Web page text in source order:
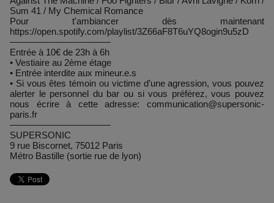
Sum 41 / My Chemical Romance
Pour t'ambiancer dès maintenant
https://open.spotify.com/playlist/3Z66aF8T6uYQ8ogin9u5zD
———————————
Entrée à 10€ de 23h à 6h
• Vestiaire au 2ème étage
• Entrée interdite aux mineur.e.s
• Si vous êtes témoin ou victime d’une agression, vous pouvez
alerter le personnel du bar ou si vous préférez, vous pouvez
nous écrire à cette adresse: communication@supersonic-
paris.fr
———————————
SUPERSONIC
9 rue Biscornet, 75012 Paris
Métro Bastille (sortie rue de lyon)